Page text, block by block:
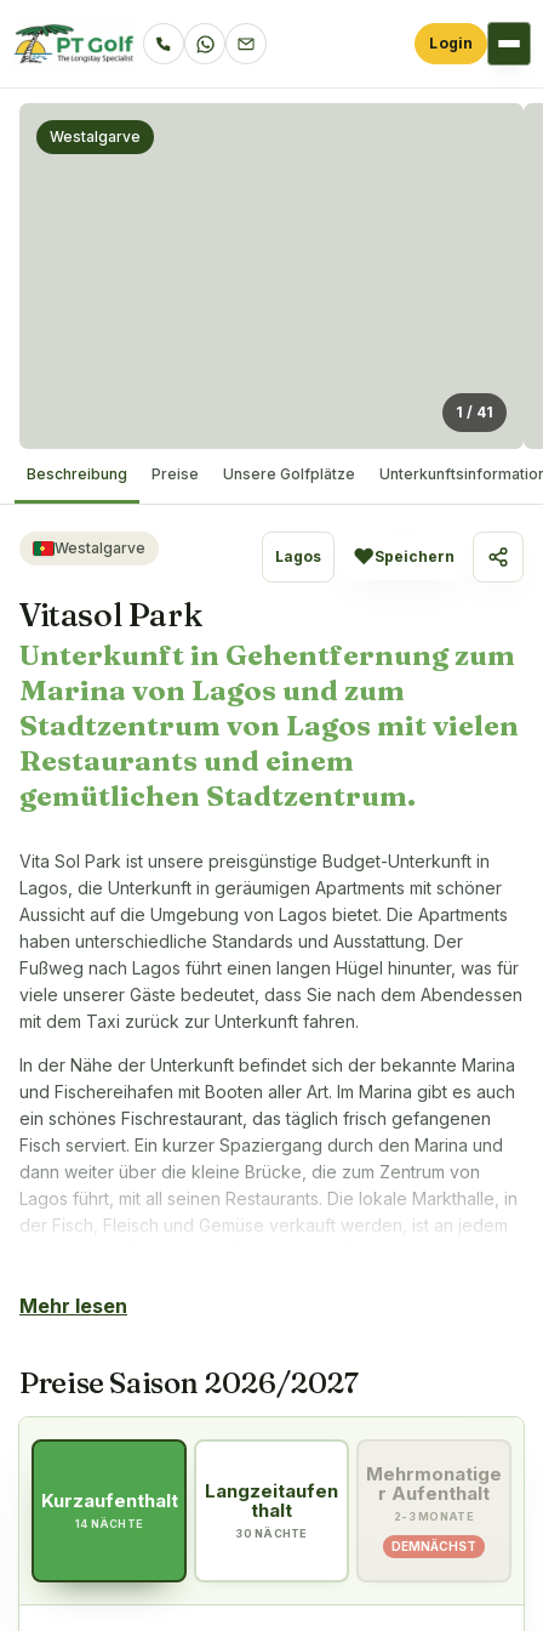
Login
Westalgarve
1 / 41
Beschreibung Preise Unsere Golfplätze
Lagos ♥Speichern
Westalgarve
Vitasol Park
Unterkunft in Gehentfernung zum
Marina von Lagos und zum
Stadtzentrum von Lagos mit vielen
Restaurants und einem
gemütlichen Stadtzentrum.
Vita Sol Park ist unsere preisgünstige Budget-Unterkunft in
Lagos, die Unterkunft in geräumigen Apartments mit schöner
Aussicht auf die Umgebung von Lagos bietet. Die Apartments
haben unterschiedliche Standards und Ausstattung. Der
Fußweg nach Lagos führt einen langen Hügel hinunter, was für
viele unserer Gäste bedeutet, dass Sie nach dem Abendessen
mit dem Taxi zurück zur Unterkunft fahren.
In der Nähe der Unterkunft befindet sich der bekannte Marina
und Fischereihafen mit Booten aller Art. Im Marina gibt es auch
ein schönes Fischrestaurant, das täglich frisch gefangenen
Fisch serviert. Ein kurzer Spaziergang durch den Marina und
dann weiter über die kleine Brücke, die zum Zentrum von
Lagos führt, mit all seinen Restaurants. Die lokale Markthalle, in
der Fisch, Fleisch und Gemüse verkauft werden, ist an jedem
Ein großer Supermarkt ist nur 500m vom Vita Sol Park entfernt.
Die Ausflugsziele in der Gegend sind zahlreich und vielfältig.
Cabo San Vincente – wo Heinrich der Seefahrer seine
nautische Schule hatte, ist einen Besuch wert. Es gibt hier
wunderschöne Aussichtspunkte und ein interessantes
Museum. Die Vincentina-Küste, die sich nördlich von Cabo San
Vincente erstreckt, ist sehr malerisch und interessant mit vielen
kleineren Fischerdörfern in einer wilden Seenatur. Ein schöner
Ausflug ist auch ein Besuch des kleinen, angenehmen Dorfes
Burgau, wo Sie unten am Strand zu Mittag essen können.
Fahrtzeit etwa 15 Minuten.
Mehr lesen
Preise Saison 2026/2027
Kurzaufenthalt
14 NÄCHTE
Langzeitaufen
thalt
30 NÄCHTE
Mehrmonatige
r Aufenthalt
2-3 MONATE
DEMNÄCHST